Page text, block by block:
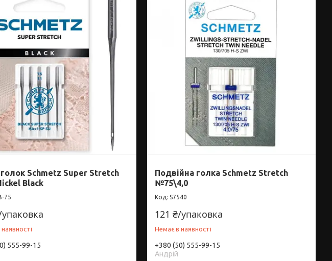
голок Schmetz Super Stretch
Black
75
555-99-15
Подвійна голка Schmetz Stretch
№75\4,0
S7540
121 ₴/упаковка
Немає в наявності
+380 (50) 555-99-15
Андрій